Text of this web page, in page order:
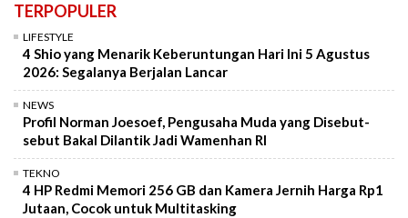
TERPOPULER
LIFESTYLE
4 Shio yang Menarik Keberuntungan Hari Ini 5 Agustus
2026: Segalanya Berjalan Lancar
NEWS
Profil Norman Joesoef, Pengusaha Muda yang Disebut-
sebut Bakal Dilantik Jadi Wamenhan RI
TEKNO
4 HP Redmi Memori 256 GB dan Kamera Jernih Harga Rp1
Jutaan, Cocok untuk Multitasking